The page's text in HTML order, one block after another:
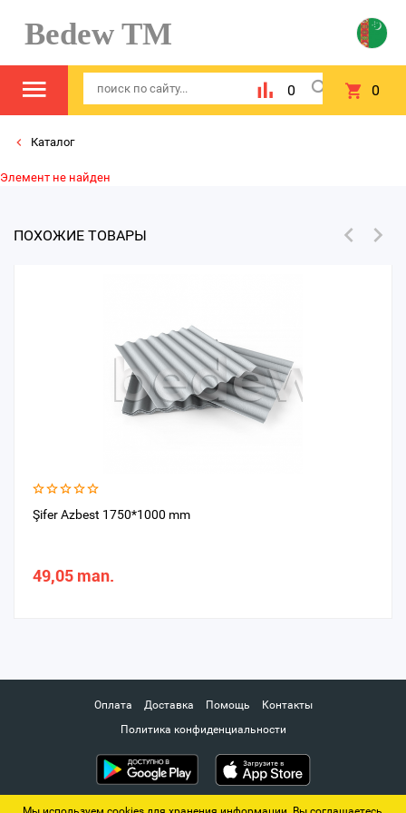
Bedew TM
0 0
Каталог
Элемент не найден
ПОХОЖИЕ ТОВАРЫ
Şifer Azbest 1750*1000 mm
49,05 man.
Оплата Доставка Помощь
Контакты
Политика конфиденциальности